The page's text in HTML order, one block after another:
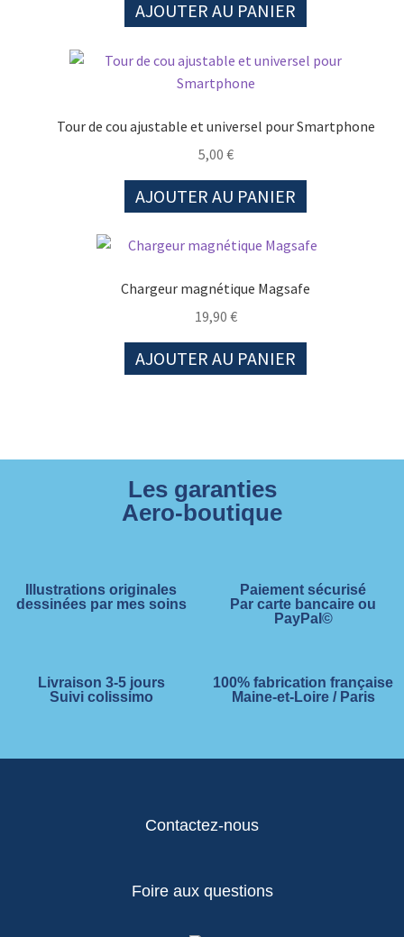
AJOUTER AU PANIER
Tour de cou ajustable et universel pour Smartphone
5,00 €
AJOUTER AU PANIER
Chargeur magnétique Magsafe
19,90 €
AJOUTER AU PANIER
Les garanties
Aero-boutique
Illustrations originales
dessinées par mes soins
Paiement sécurisé
Par carte bancaire ou
PayPal©
Livraison 3-5 jours
Suivi colissimo
100% fabrication française
Maine-et-Loire / Paris
Contactez-nous
Foire aux questions